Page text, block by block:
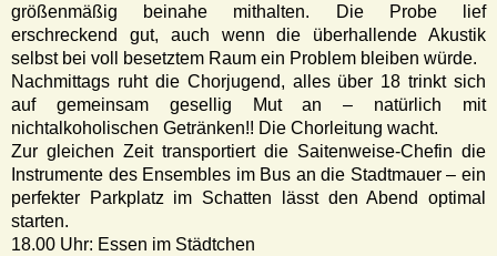
größenmäßig beinahe mithalten. Die Probe lief
erschreckend gut, auch wenn die überhallende Akustik
selbst bei voll besetztem Raum ein Problem bleiben würde.
Nachmittags ruht die Chorjugend, alles über 18 trinkt sich
auf gemeinsam gesellig Mut an – natürlich mit
nichtalkoholischen Getränken!! Die Chorleitung wacht.
Zur gleichen Zeit transportiert die Saitenweise-Chefin die
Instrumente des Ensembles im Bus an die Stadtmauer – ein
perfekter Parkplatz im Schatten lässt den Abend optimal
starten.
18.00 Uhr: Essen im Städtchen